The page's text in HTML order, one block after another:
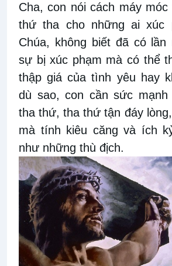
Cha, con nói cách máy
thứ tha cho những ai xúc
Chúa, không biết đã có
sự bị xúc phạm mà có thể
thập giá của tình yêu hay
dù sao, con cần sức mạnh
tha thứ, tha thứ tận đáy
mà tính kiêu căng và ích
như những thù địch.